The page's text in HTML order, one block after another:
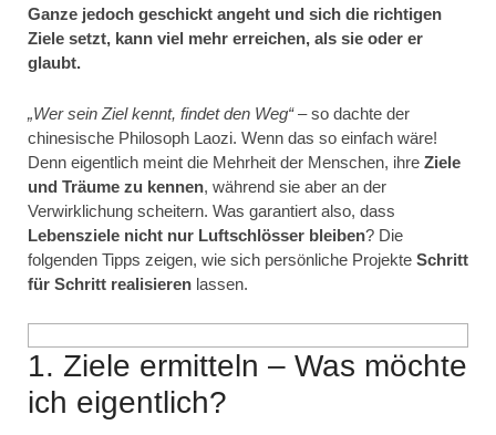
Ganze jedoch geschickt angeht und sich die richtigen
Ziele setzt, kann viel mehr erreichen, als sie oder er
glaubt.
„Wer sein Ziel kennt, findet den Weg“– so dachte der
chinesische Philosoph Laozi. Wenn das so einfach wäre!
Denn eigentlich meint die Mehrheit der Menschen, ihre Ziele
und Träume zu kennen, während sie aber an der
Verwirklichung scheitern. Was garantiert also, dass
Lebensziele nicht nur Luftschlösser bleiben? Die
folgenden Tipps zeigen, wie sich persönliche Projekte Schritt
für Schritt realisieren lassen.
1. Ziele ermitteln – Was möchte
ich eigentlich?